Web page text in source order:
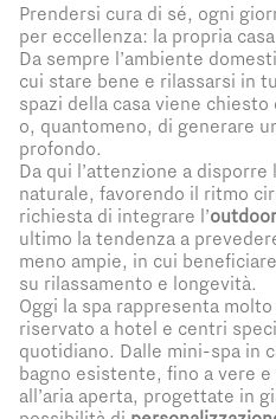
Prendersi cura di sé, ogni
per eccellenza: la propria
Da sempre l’ambiente
cui stare bene e rilassarsi in
spazi della casa viene
o, quantomeno, di generare
profondo.
Da qui l’attenzione a
naturale, favorendo il ritmo
richiesta di integrare l’outdoor
ultimo la tendenza a
meno ampie, in cui
su rilassamento e longevità.
Oggi la spa rappresenta
riservato a hotel e centri
quotidiano. Dalle mini-spa in
bagno esistente, fino a vere
all’aria aperta, progettate in